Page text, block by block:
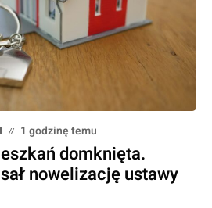
1 godzinę temu
domknięta.
nowelizację ustawy